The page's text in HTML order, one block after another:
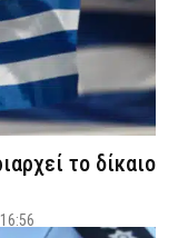
το δίκαιο